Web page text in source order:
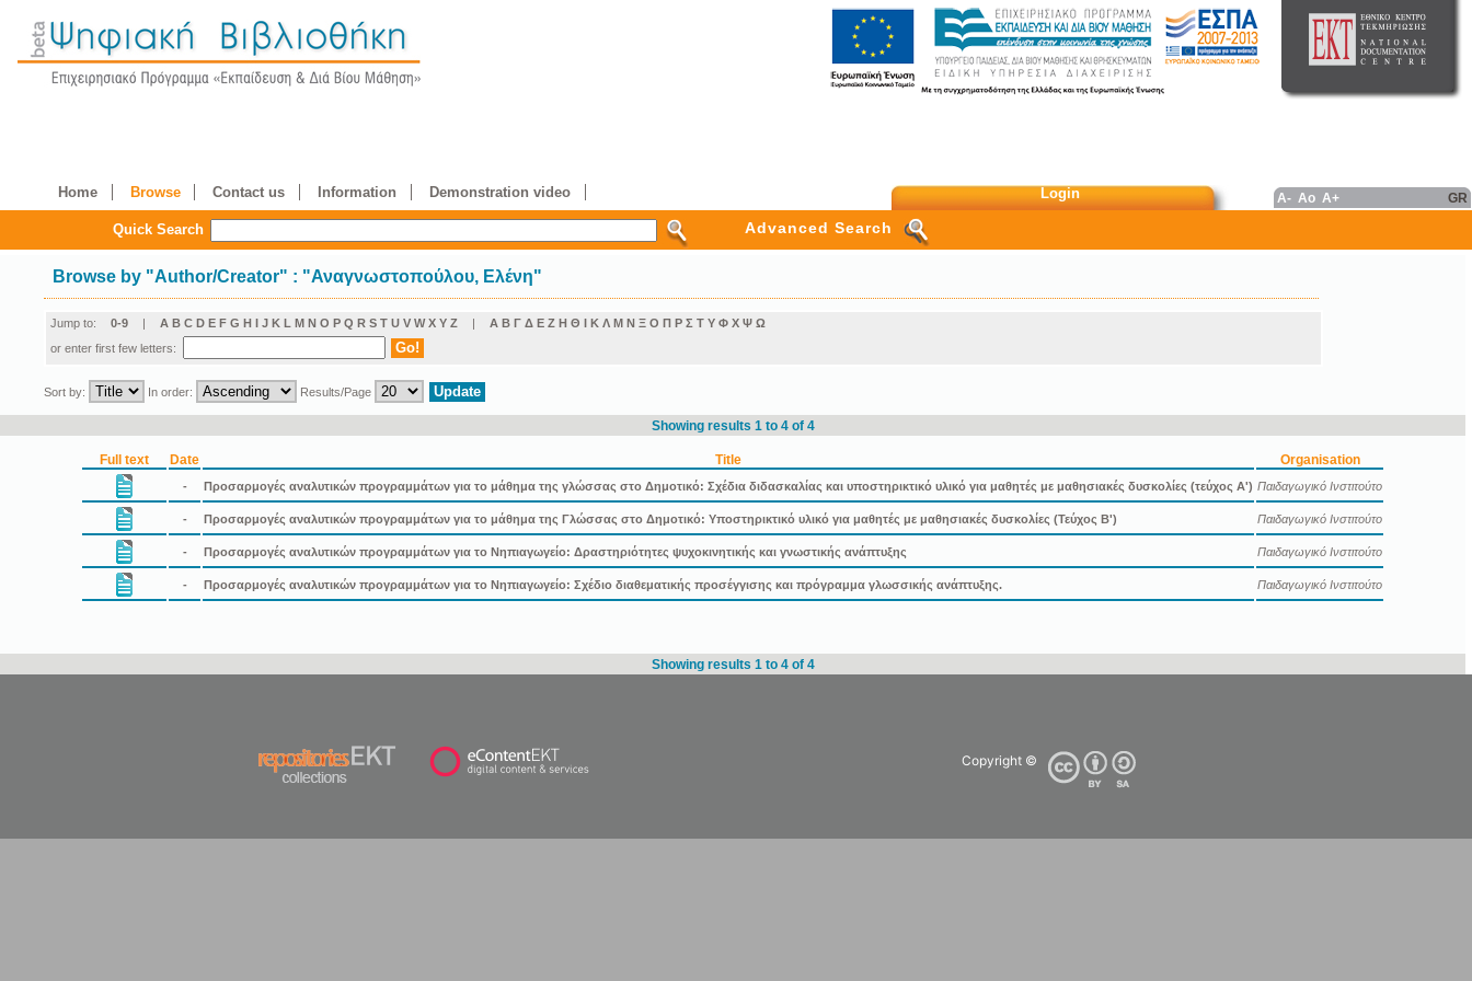
Home Browse Contact us Information Demonstration video Login A- Ao A+ GR
Quick Search Advanced Search
Browse by "Author/Creator" : "Αναγνωστοπούλου, Ελένη"
Jump to: 0-9 | A B C D E F G H I J K L M N O P Q R S T U V W X Y Z | Α Β Γ Δ Ε Ζ Η Θ Ι Κ Λ Μ Ν Ξ Ο Π Ρ Σ Τ Υ Φ Χ Ψ Ω
or enter first few letters:
Sort by: In order: Results/Page
Showing results 1 to 4 of 4
Full text Date Title Organisation
- Προσαρμογές αναλυτικών προγραμμάτων για το μάθημα της γλώσσας στο Δημοτικό: Σχέδια διδασκαλίας και υποστηρικτικό υλικό για μαθητές με μαθησιακές δυσκολίες (τεύχος Α') Παιδαγωγικό Ινστιτούτο
- Προσαρμογές αναλυτικών προγραμμάτων για το μάθημα της Γλώσσας στο Δημοτικό: Υποστηρικτικό υλικό για μαθητές με μαθησιακές δυσκολίες (Τεύχος Β') Παιδαγωγικό Ινστιτούτο
- Προσαρμογές αναλυτικών προγραμμάτων για το Νηπιαγωγείο: Δραστηριότητες ψυχοκινητικής και γνωστικής ανάπτυξης Παιδαγωγικό Ινστιτούτο
- Προσαρμογές αναλυτικών προγραμμάτων για το Νηπιαγωγείο: Σχέδιο διαθεματικής προσέγγισης και πρόγραμμα γλωσσικής ανάπτυξης. Παιδαγωγικό Ινστιτούτο
Showing results 1 to 4 of 4